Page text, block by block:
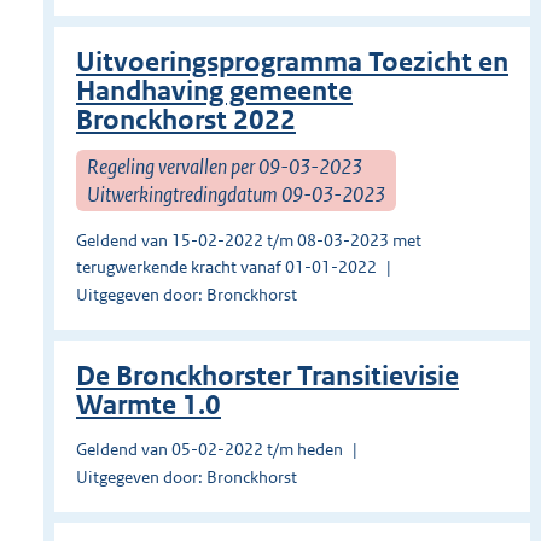
Uitvoeringsprogramma Toezicht en
Handhaving gemeente
Bronckhorst 2022
Regeling vervallen per 09-03-2023
Uitwerkingtredingdatum 09-03-2023
Geldend van 15-02-2022 t/m 08-03-2023 met
terugwerkende kracht vanaf 01-01-2022
Uitgegeven door: Bronckhorst
De Bronckhorster Transitievisie
Warmte 1.0
Geldend van 05-02-2022 t/m heden
Uitgegeven door: Bronckhorst